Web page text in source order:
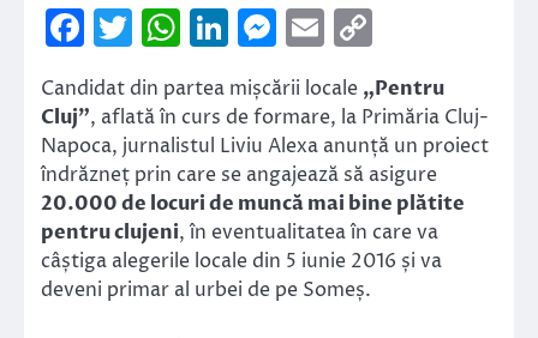
Facebook
Twitter
WhatsApp
LinkedIn
Messenger
Email
Link
Candidat din partea mișcării locale „Pentru
Cluj”, aflată în curs de formare, la Primăria Cluj-
Napoca, jurnalistul Liviu Alexa anunță un proiect
îndrăzneț prin care se angajează să asigure
20.000 de locuri de muncă mai bine plătite
pentru clujeni, în eventualitatea în care va
câștiga alegerile locale din 5 iunie 2016 și va
deveni primar al urbei de pe Someș.